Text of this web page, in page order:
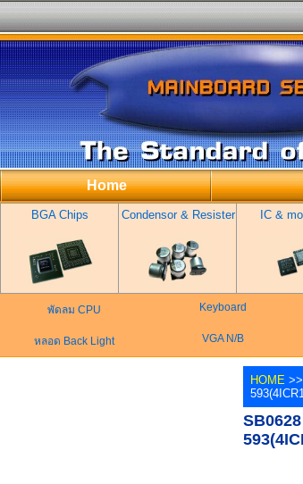
Home
BGA Chips Condensor & Resister IC &
พัดลม CPU Keyboard
หลอด Back Light VGA N/B
HOME >>